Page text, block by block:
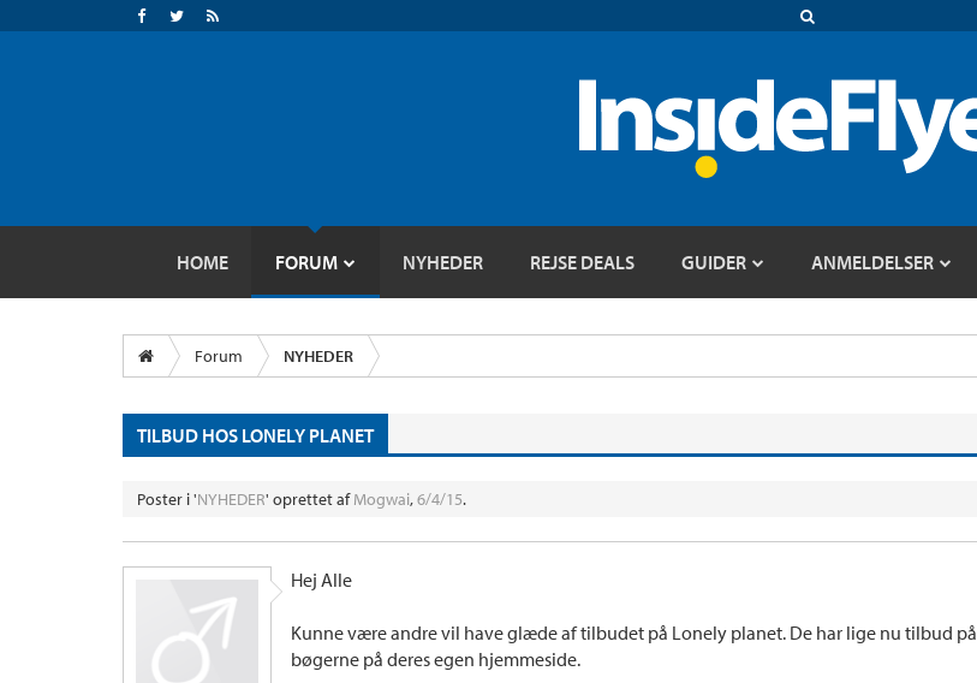
HOME FORUM NYHEDER REJSE DEALS GUIDER ANMELDELSER
Forum NYHEDER
TILBUD HOS LONELY PLANET
Poster i 'NYHEDER' oprettet afMogwai,6/4/15.
Hej Alle
Kunne være andre vil have glæde af tilbudet på Lonely planet. De har lige nu tilbud på
bøgerne på deres egen hjemmeside.